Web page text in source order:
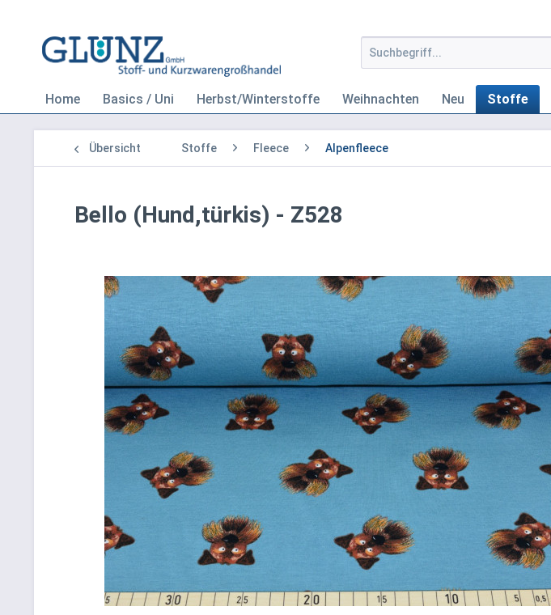
Home Basics / Uni Herbst/Winterstoffe Weihnachten Neu Stoffe
Übersicht Stoffe Fleece Alpenfleece
Bello (Hund,türkis) - Z528